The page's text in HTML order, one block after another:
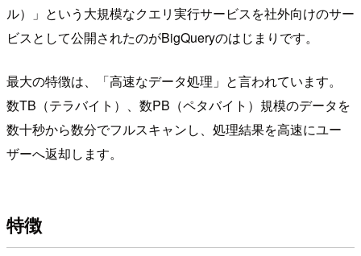
ル）」という大規模なクエリ実行サービスを社外向けのサー
ビスとして公開されたのがBigQueryのはじまりです。
最大の特徴は、「高速なデータ処理」と言われています。
数TB（テラバイト）、数PB（ペタバイト）規模のデータを
数十秒から数分でフルスキャンし、処理結果を高速にユー
ザーへ返却します。
特徴